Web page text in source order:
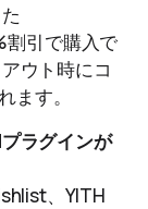
引で購入で
ウト時にコ
ます。
ラグインが
、YITH